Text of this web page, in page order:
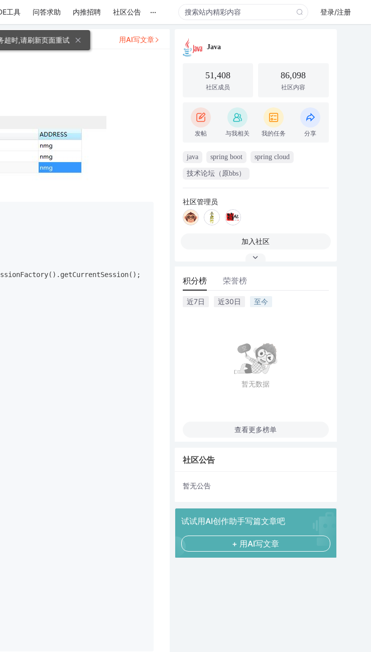
工具 问答求助 内推招聘 社区公告 ... 登录/注册
用AI写文章
Java
51,408
社区成员
86,098
社区内容
发帖 与我相关 我的任务 分享
java spring boot spring cloud
技术论坛（原bbs）
社区管理员
加入社区
积分榜 荣誉榜
近7日 近30日 至今
暂无数据
查看更多榜单
社区公告
暂无公告
试试用AI创作助手写篇文章吧
+ 用AI写文章
超时,请刷新页面重试